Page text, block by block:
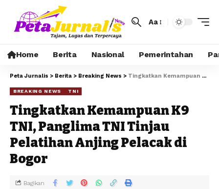
Aa
Home Berita Nasional Pemerintahan
Peta Jurnalis > Berita > Breaking News > Tingkatkan Kemampuan K9 TNI, Panglima TNI Tinjau Pelatihan Anjing Pelacak di Bogor
BREAKING NEWS TNI
Tingkatkan Kemampuan K9
TNI, Panglima TNI Tinjau
Pelatihan Anjing Pelacak di
Bogor
Bagikan